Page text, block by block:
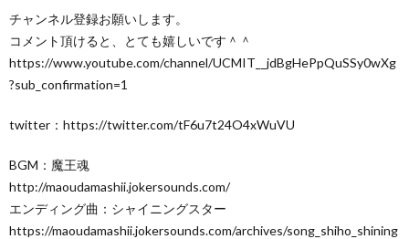
チャンネル登録お願いします。
コメント頂けると、とても嬉しいです＾＾
https://www.youtube.com/channel/UCMIT__jdBgHePpQuSSy0wXg
?sub_confirmation=1
twitter：https://twitter.com/tF6u7t24O4xWuVU
BGM：魔王魂
http://maoudamashii.jokersounds.com/
エンディング曲：シャイニングスター
https://maoudamashii.jokersounds.com/archives/song_shiho_shining